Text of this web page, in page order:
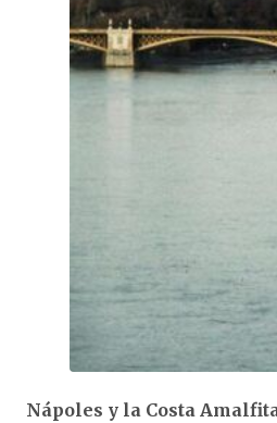
Nápoles y la Costa